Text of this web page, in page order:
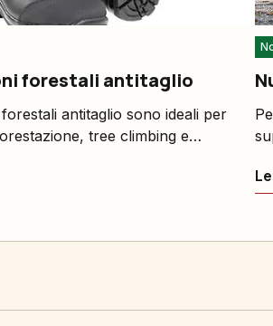
forestali antitaglio
antitaglio sono ideali per
tree climbing e